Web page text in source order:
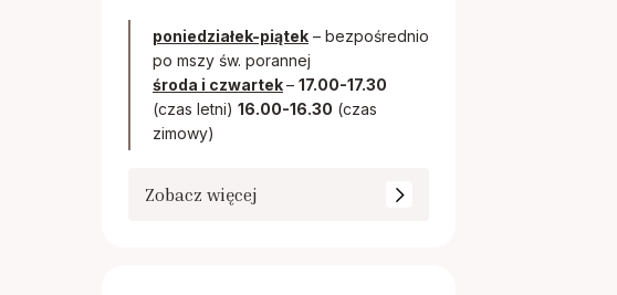
poniedziałek-piątek – bezpośrednio
po mszy św. porannej
środa i czwartek– 17.00-17.30
(czas letni) 16.00-16.30 (czas
zimowy)
Zobacz więcej